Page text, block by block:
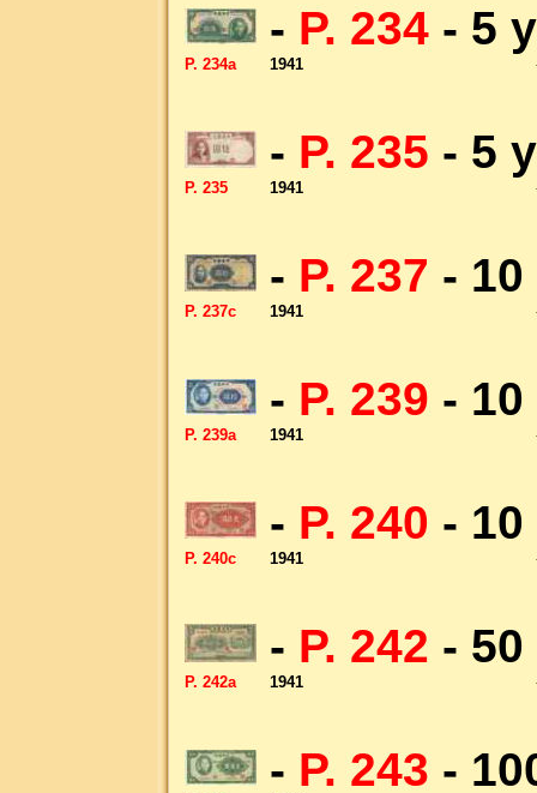
- P. 234 - 5
P. 234a 1941
- P. 235 - 5
P. 235 1941
- P. 237 -
P. 237c 1941
- P. 239 -
P. 239a 1941
- P. 240 -
P. 240c 1941
- P. 242 -
P. 242a 1941
- P. 243 -